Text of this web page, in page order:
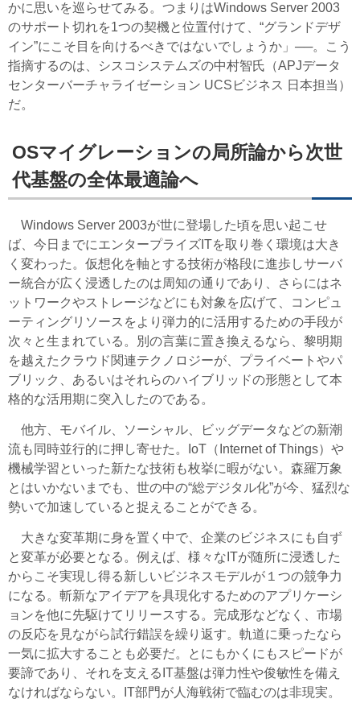
かに思いを巡らせてみる。つまりはWindows Server 2003
のサポート切れを1つの契機と位置付けて、“グランドデザ
イン”にこそ目を向けるべきではないでしょうか」──。こう
指摘するのは、シスコシステムズの中村智氏（APJデータ
センターバーチャライゼーション UCSビジネス 日本担当）
だ。
OSマイグレーションの局所論から次世
代基盤の全体最適論へ
Windows Server 2003が世に登場した頃を思い起こせ
ば、今日までにエンタープライズITを取り巻く環境は大き
く変わった。仮想化を軸とする技術が格段に進歩しサーバ
ー統合が広く浸透したのは周知の通りであり、さらにはネ
ットワークやストレージなどにも対象を広げて、コンピュ
ーティングリソースをより弾力的に活用するための手段が
次々と生まれている。別の言葉に置き換えるなら、黎明期
を越えたクラウド関連テクノロジーが、プライベートやパ
ブリック、あるいはそれらのハイブリッドの形態として本
格的な活用期に突入したのである。
他方、モバイル、ソーシャル、ビッグデータなどの新潮
流も同時並行的に押し寄せた。IoT（Internet of Things）や
機械学習といった新たな技術も枚挙に暇がない。森羅万象
とはいかないまでも、世の中の“総デジタル化”が今、猛烈な
勢いで加速していると捉えることができる。
大きな変革期に身を置く中で、企業のビジネスにも自ず
と変革が必要となる。例えば、様々なITが随所に浸透した
からこそ実現し得る新しいビジネスモデルが１つの競争力
になる。斬新なアイデアを具現化するためのアプリケーシ
ョンを他に先駆けてリリースする。完成形などなく、市場
の反応を見ながら試行錯誤を繰り返す。軌道に乗ったなら
一気に拡大することも必要だ。とにもかくにもスピードが
要諦であり、それを支えるIT基盤は弾力性や俊敏性を備え
なければならない。IT部門が人海戦術で臨むのは非現実。